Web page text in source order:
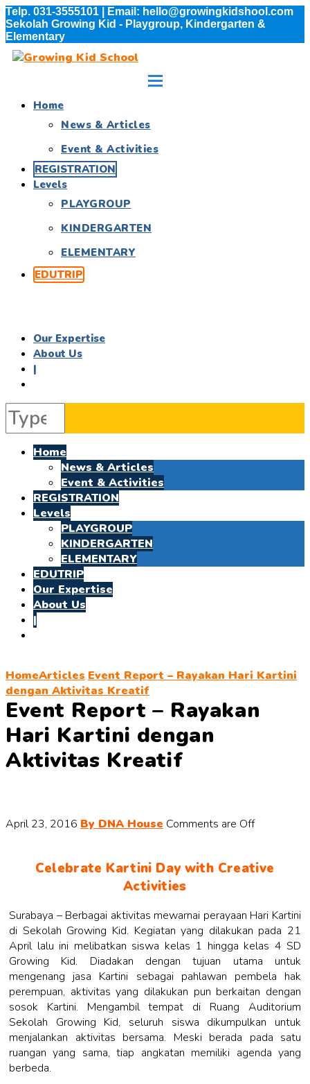
Telp. 031-3555101 | Email: hello@growingkidshool.com
Sekolah Growing Kid - Playgroup, Kindergarten &
Elementary
Home
News & Articles
Event & Activities
REGISTRATION
Levels
PLAYGROUP
KINDERGARTEN
ELEMENTARY
EDUTRIP
Our Expertise
About Us
|
Home
News & Articles
Event & Activities
REGISTRATION
Levels
PLAYGROUP
KINDERGARTEN
ELEMENTARY
EDUTRIP
Our Expertise
About Us
|
HomeArticles Event Report – Rayakan Hari Kartini
dengan Aktivitas Kreatif
Event Report – Rayakan
Hari Kartini dengan
Aktivitas Kreatif
April 23, 2016 By DNA House Comments are Off
Celebrate Kartini Day with Creative
Activities
Surabaya – Berbagai aktivitas mewarnai perayaan Hari Kartini
di Sekolah Growing Kid. Kegiatan yang dilakukan pada 21
April lalu ini melibatkan siswa kelas 1 hingga kelas 4 SD
Growing Kid. Diadakan dengan tujuan utama untuk
mengenang jasa Kartini sebagai pahlawan pembela hak
perempuan, aktivitas yang dilakukan pun berkaitan dengan
sosok Kartini. Mengambil tempat di Ruang Auditorium
Sekolah Growing Kid, seluruh siswa dikumpulkan untuk
menjalankan aktivitas bersama. Meski berada pada satu
ruangan yang sama, tiap angkatan memiliki agenda yang
berbeda.